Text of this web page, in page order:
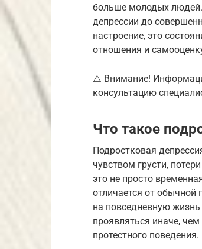
больше молодых
депрессии до
настроение, это
отношения и
⚠️ Внимание!
консультацию
Что такое
Подростковая
чувством грусти,
это не просто
отличается от обычной
на повседневную
проявляться иначе,
протестного поведения.